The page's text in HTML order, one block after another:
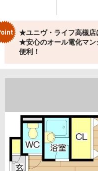
★ユニヴ・ライフ高槻店
★安心のオール電化マン
便利！